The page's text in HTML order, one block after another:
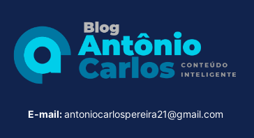
E-mail:antoniocarlospereira21@gmail.com